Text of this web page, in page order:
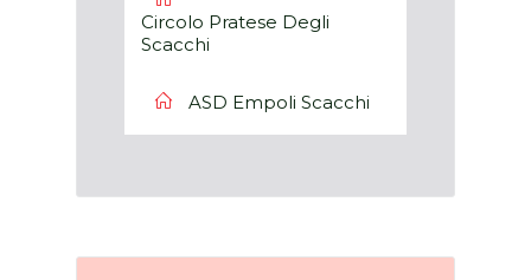
Circolo Pratese Degli
Scacchi
ASD Empoli Scacchi